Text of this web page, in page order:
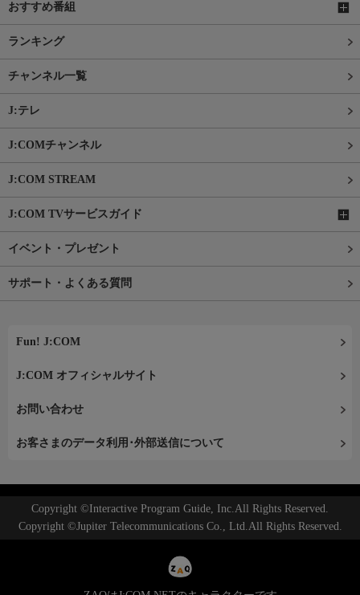
おすすめ番組
ランキング
チャンネル一覧
J:テレ
J:COMチャンネル
J:COM STREAM
J:COM TVサービスガイド
イベント・プレゼント
サポート・よくある質問
Fun! J:COM
J:COM オフィシャルサイト
お問い合わせ
お客さまのデータ利用･外部送信について
Copyright ©Interactive Program Guide, Inc.All Rights Reserved.
Copyright ©Jupiter Telecommunications Co., Ltd.All Rights Reserved.